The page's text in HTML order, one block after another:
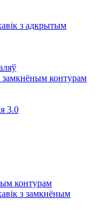
з адкрытым
контурам
3.0
контурам
з замкнёным